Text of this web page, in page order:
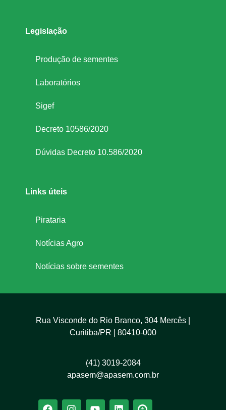
Legislação
Produção de sementes
Laboratórios
Sigef
Decreto 10586/2020
Dúvidas Decreto 10.586/2020
Links úteis
Pirataria
Notícias Agro
Notícias sobre sementes
Rua Visconde do Rio Branco, 304 Mercês |
Curitiba/PR | 80410-000
(41) 3019-2084
apasem@apasem.com.br